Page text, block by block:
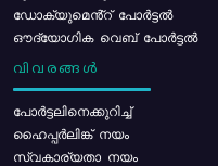
ഡോക്യുമെൻ്റ് പോർട്ടൽ
ഔദ്യോഗിക വെബ് പോർട്ടൽ
വിവരങ്ങൾ
പോര്‍ട്ടലിനെക്കുറിച്ച്
ഹൈപ്പർലിങ്ക് നയം
സ്വകാര്യതാ നയം